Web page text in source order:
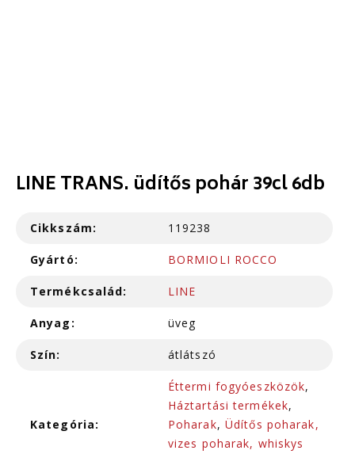
LINE TRANS. üdítős pohár 39cl 6db
Cikkszám: 119238
Gyártó: BORMIOLI ROCCO
Termékcsalád: LINE
Anyag: üveg
Szín: átlátszó
Kategória:
Éttermi fogyóeszközök,
Háztartási termékek,
Poharak, Üdítős poharak,
vizes poharak, whiskys